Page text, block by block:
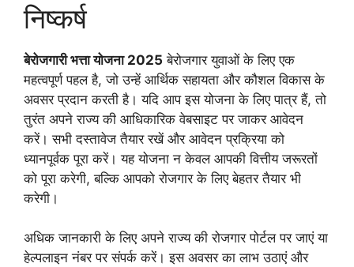
निष्कर्ष
बेरोजगारी भत्ता योजना 2025 बेरोजगार युवाओं के लिए एक
महत्वपूर्ण पहल है, जो उन्हें आर्थिक सहायता और कौशल विकास के
अवसर प्रदान करती है। यदि आप इस योजना के लिए पात्र हैं, तो
तुरंत अपने राज्य की आधिकारिक वेबसाइट पर जाकर आवेदन
करें। सभी दस्तावेज तैयार रखें और आवेदन प्रक्रिया को
ध्यानपूर्वक पूरा करें। यह योजना न केवल आपकी वित्तीय जरूरतों
को पूरा करेगी, बल्कि आपको रोजगार के लिए बेहतर तैयार भी
करेगी।
अधिक जानकारी के लिए अपने राज्य की रोजगार पोर्टल पर जाएं या
हेल्पलाइन नंबर पर संपर्क करें। इस अवसर का लाभ उठाएं और